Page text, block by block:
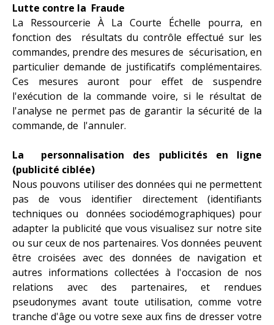
Lutte contre la Fraude
La Ressourcerie À La Courte Échelle pourra, en
fonction des résultats du contrôle effectué sur les
commandes, prendre des mesures de sécurisation, en
particulier demande de justificatifs complémentaires.
Ces mesures auront pour effet de suspendre
l'exécution de la commande voire, si le résultat de
l'analyse ne permet pas de garantir la sécurité de la
commande, de l'annuler.
La personnalisation des publicités en ligne
(publicité ciblée)
Nous pouvons utiliser des données qui ne permettent
pas de vous identifier directement (identifiants
techniques ou données sociodémographiques) pour
adapter la publicité que vous visualisez sur notre site
ou sur ceux de nos partenaires. Vos données peuvent
être croisées avec des données de navigation et
autres informations collectées à l'occasion de nos
relations avec des partenaires, et rendues
pseudonymes avant toute utilisation, comme votre
tranche d'âge ou votre sexe aux fins de dresser votre